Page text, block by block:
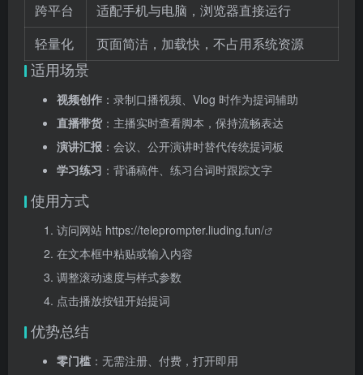
跨平台
适配手机与电脑，浏览器直接运行
轻量化
页面简洁，加载快，不占用系统资源
适用场景
视频创作 ：录制口播视频、Vlog 时作为提词辅助
直播带货：主播实时查看脚本，保持流畅表达
演讲汇报 ：会议、公开演讲时替代传统提词板
学习练习 ：背诵稿件、练习台词时跟踪文字
使用方式
访问网站 https://teleprompter.liuding.fun/
在文本框中粘贴或输入内容
调整滚动速度与样式参数
点击播放按钮开始提词
优势总结
零门槛 ：无需注册、付费，打开即用